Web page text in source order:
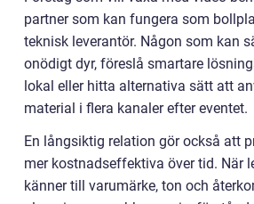
partner som kan fungera som
teknisk leverantör. Någon som kan
onödigt dyr, föreslå smartare
lokal eller hitta alternativa sätt att
material i flera kanaler efter eventet.
En långsiktig relation gör också att
mer kostnadseffektiva över tid. När
känner till varumärke, ton och